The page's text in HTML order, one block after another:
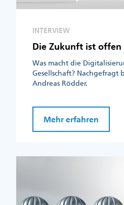
INTERVIEW
Die Zukunft ist offen
Was macht die
Gesellschaft? Nachgefragt
Andreas Rödder.
Mehr erfahren